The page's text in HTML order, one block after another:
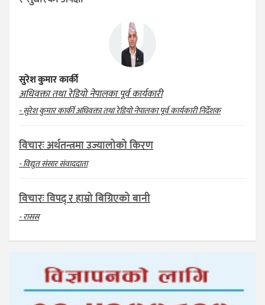
सुरेश कुमार कार्की
अधिवक्ता तथा रेडियो नेपालका पूर्व कार्यकारी
- सुरेश कुमार कार्की अधिवक्ता तथा रेडियो नेपालका पूर्व कार्यकारी निर्देशक
विचारः अर्थतन्त्रमा उज्यालोको किरण
- विद्युत संसार संवाददाता
विचारः विपद् र हाम्रो बिग्रिएको बानी
- रासस